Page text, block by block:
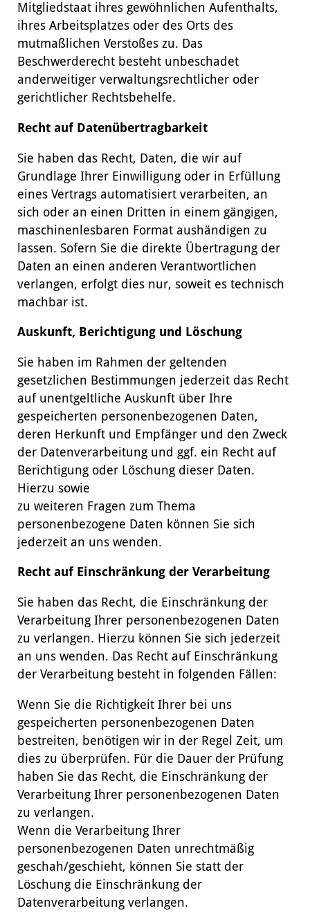
Mitgliedstaat ihres gewöhnlichen Aufenthalts,
ihres Arbeitsplatzes oder des Orts des
mutmaßlichen Verstoßes zu. Das
Beschwerderecht besteht unbeschadet
anderweitiger verwaltungsrechtlicher oder
gerichtlicher Rechtsbehelfe.
Recht auf Datenübertragbarkeit
Sie haben das Recht, Daten, die wir auf
Grundlage Ihrer Einwilligung oder in Erfüllung
eines Vertrags automatisiert verarbeiten, an
sich oder an einen Dritten in einem gängigen,
maschinenlesbaren Format aushändigen zu
lassen. Sofern Sie die direkte Übertragung der
Daten an einen anderen Verantwortlichen
verlangen, erfolgt dies nur, soweit es technisch
machbar ist.
Auskunft, Berichtigung und Löschung
Sie haben im Rahmen der geltenden
gesetzlichen Bestimmungen jederzeit das Recht
auf unentgeltliche Auskunft über Ihre
gespeicherten personenbezogenen Daten,
deren Herkunft und Empfänger und den Zweck
der Datenverarbeitung und ggf. ein Recht auf
Berichtigung oder Löschung dieser Daten.
Hierzu sowie
zu weiteren Fragen zum Thema
personenbezogene Daten können Sie sich
jederzeit an uns wenden.
Recht auf Einschränkung der Verarbeitung
Sie haben das Recht, die Einschränkung der
Verarbeitung Ihrer personenbezogenen Daten
zu verlangen. Hierzu können Sie sich jederzeit
an uns wenden. Das Recht auf Einschränkung
der Verarbeitung besteht in folgenden Fällen:
Wenn Sie die Richtigkeit Ihrer bei uns
gespeicherten personenbezogenen Daten
bestreiten, benötigen wir in der Regel Zeit, um
dies zu überprüfen. Für die Dauer der Prüfung
haben Sie das Recht, die Einschränkung der
Verarbeitung Ihrer personenbezogenen Daten
zu verlangen.
Wenn die Verarbeitung Ihrer
personenbezogenen Daten unrechtmäßig
geschah/geschieht, können Sie statt der
Löschung die Einschränkung der
Datenverarbeitung verlangen.